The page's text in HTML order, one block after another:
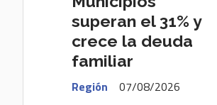
superan el 31% y
crece la deuda
familiar
Región
07/08/2026